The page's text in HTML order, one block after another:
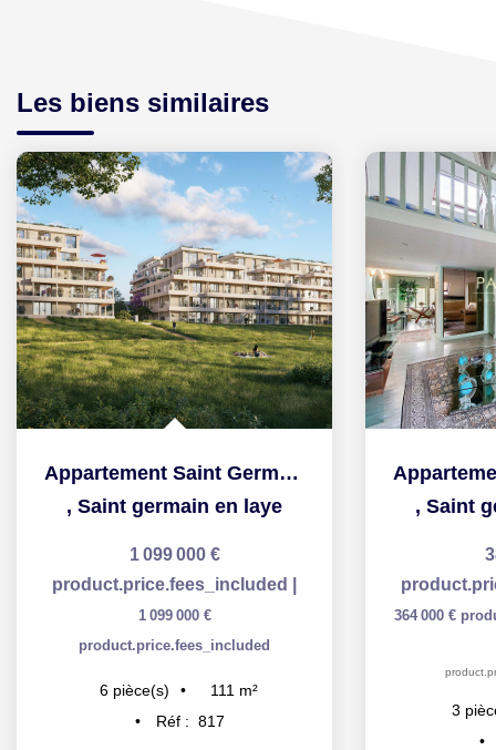
Les biens similaires
Appartement Saint Germain En Laye 6 pièce(s) 111.30 m2
, Saint germain en laye
1 099 000 €
product.price.fees_included
1 099 000 €
product.price.fees_included
6 pièce(s) 111 m²
Réf : 817
, Saint
364 000 €
3